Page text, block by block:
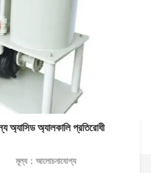
অ্যাসিড অ্যালকালি প্রতিরোধী
মূল্য：আলোচনাযোগ্য